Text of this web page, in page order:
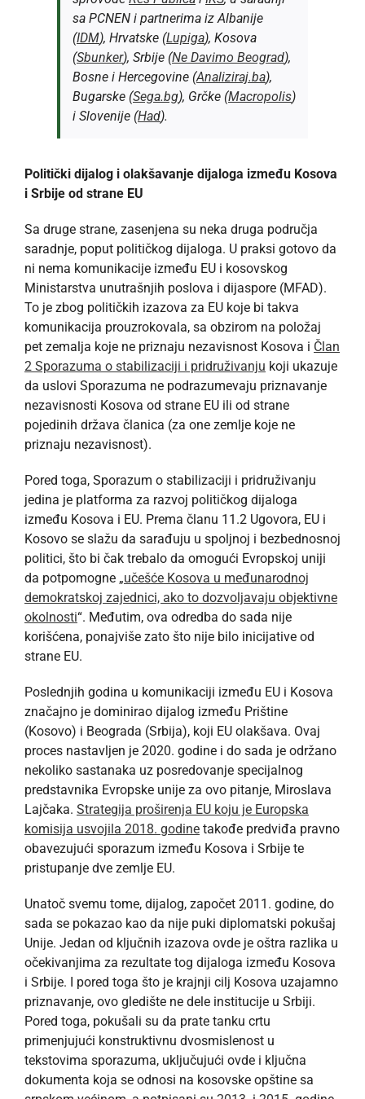
sa PCNEN i partnerima iz Albanije
(IDM), Hrvatske (Lupiga), Kosova
(Sbunker), Srbije (Ne Davimo Beograd),
Bosne i Hercegovine (Analiziraj.ba),
Bugarske (Sega.bg), Grčke (Macropolis)
i Slovenije (Had).
Politički dijalog i olakšavanje dijaloga između Kosova
i Srbije od strane EU
Sa druge strane, zasenjena su neka druga područja
saradnje, poput političkog dijaloga. U praksi gotovo da
ni nema komunikacije između EU i kosovskog
Ministarstva unutrašnjih poslova i dijaspore (MFAD).
To je zbog političkih izazova za EU koje bi takva
komunikacija prouzrokovala, sa obzirom na položaj
pet zemalja koje ne priznaju nezavisnost Kosova i Član
2 Sporazuma o stabilizaciji i pridruživanju koji ukazuje
da uslovi Sporazuma ne podrazumevaju priznavanje
nezavisnosti Kosova od strane EU ili od strane
pojedinih država članica (za one zemlje koje ne
priznaju nezavisnost).
Pored toga, Sporazum o stabilizaciji i pridruživanju
jedina je platforma za razvoj političkog dijaloga
između Kosova i EU. Prema članu 11.2 Ugovora, EU i
Kosovo se slažu da sarađuju u spoljnoj i bezbednosnoj
politici, što bi čak trebalo da omogući Evropskoj uniji
da potpomogne „učešće Kosova u međunarodnoj
demokratskoj zajednici, ako to dozvoljavaju objektivne
okolnosti“. Međutim, ova odredba do sada nije
korišćena, ponajviše zato što nije bilo inicijative od
strane EU.
Poslednjih godina u komunikaciji između EU i Kosova
značajno je dominirao dijalog između Prištine
(Kosovo) i Beograda (Srbija), koji EU olakšava. Ovaj
proces nastavljen je 2020. godine i do sada je održano
nekoliko sastanaka uz posredovanje specijalnog
predstavnika Evropske unije za ovo pitanje, Miroslava
Lajčaka. Strategija proširenja EU koju je Europska
komisija usvojila 2018. godine takođe predviđa pravno
obavezujući sporazum između Kosova i Srbije te
pristupanje dve zemlje EU.
Unatoč svemu tome, dijalog, započet 2011. godine, do
sada se pokazao kao da nije puki diplomatski pokušaj
Unije. Jedan od ključnih izazova ovde je oštra razlika u
očekivanjima za rezultate tog dijaloga između Kosova
i Srbije. I pored toga što je krajnji cilj Kosova uzajamno
priznavanje, ovo gledište ne dele institucije u Srbiji.
Pored toga, pokušali su da prate tanku crtu
primenjujući konstruktivnu dvosmislenost u
tekstovima sporazuma, uključujući ovde i ključna
dokumenta koja se odnosi na kosovske opštine sa